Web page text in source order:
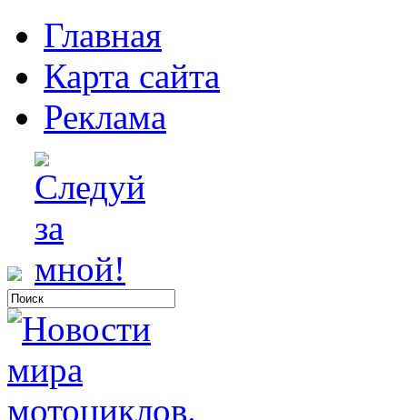
Главная
Карта сайта
Реклама